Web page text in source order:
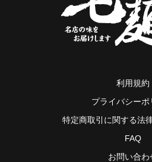
利用規約
プライバシーポ
特定商取引に関する法
FAQ
お問い合わ